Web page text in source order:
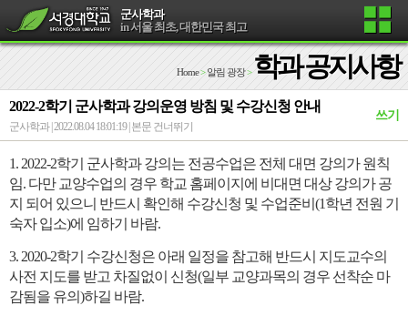
군사학과
in 서울 최초, 대한민국 최고
Home> 알림 광장> 학과 공지사항
2022-2학기 군사학과 강의운영 방침 및 수강신청 안내
쓰기
군사학과 | 2022.08.04 18:01:19 | 본문 건너뛰기
1. 2022-2학기 군사학과 강의는 전공수업은 전체 대면 강의가 원칙
임. 다만 교양수업의 경우 학교 홈페이지에 비대면 대상 강의가 공
지 되어 있으니 반드시 확인해 수강신청 및 수업준비(1학년 전원 기
숙자 입소)에 임하기 바람.
3. 2020-2학기 수강신청은 아래 일정을 참고해 반드시 지도교수의
사전 지도를 받고 차질없이 신청(일부 교양과목의 경우 선착순 마
감됨을 유의)하길 바람.